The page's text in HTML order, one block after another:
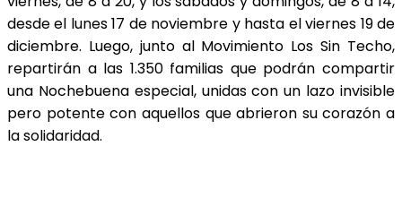
desde el lunes 17 de noviembre y hasta el viernes 19 de
diciembre. Luego, junto al Movimiento Los Sin Techo,
repartirán a las 1.350 familias que podrán compartir
una Nochebuena especial, unidas con un lazo invisible
pero potente con aquellos que abrieron su corazón a
la solidaridad.